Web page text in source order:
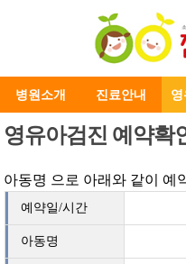
병원소개 진료안내 영
영유아검진 예약확
아동명 으로 아래와 같이 예
예약일/시간
아동명